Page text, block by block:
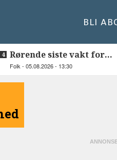
BLI
Rørende siste vakt for
Inge på Helnessund-kaia
Folk - 05.08.2026 - 13:30